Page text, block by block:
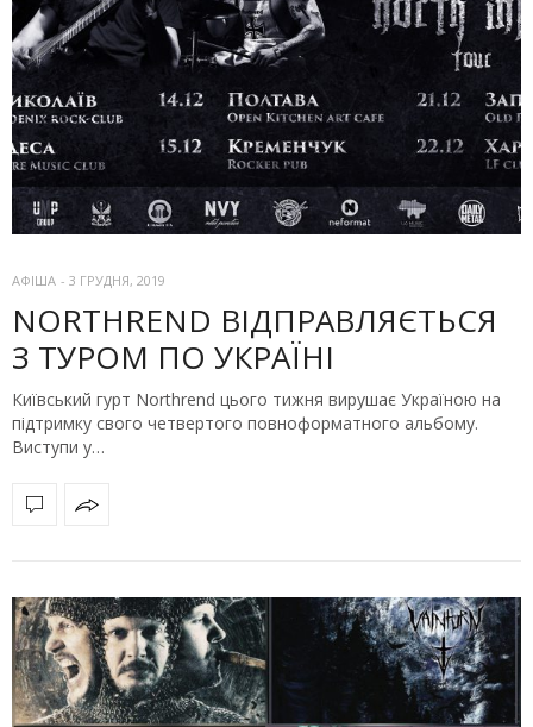
АФІША - 3 ГРУДНЯ, 2019
NORTHREND ВІДПРАВЛЯЄТЬСЯ
З ТУРОМ ПО УКРАЇНІ
Київський гурт Northrend цього тижня вирушає Україною на
підтримку свого четвертого повноформатного альбому.
Виступи у…